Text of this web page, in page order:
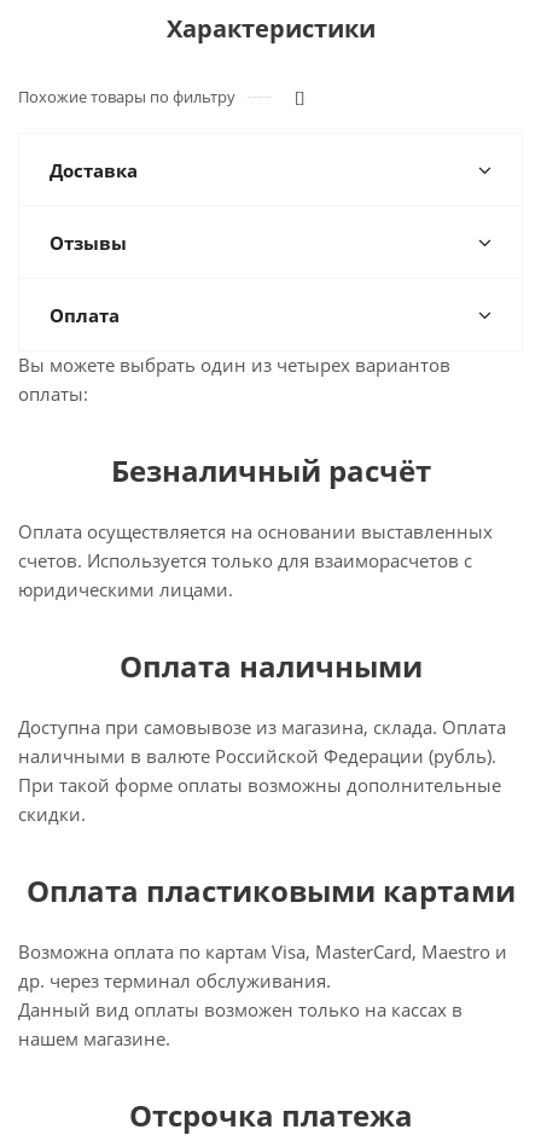
Характеристики
Похожие товары по фильтру []
Доставка
Отзывы
Оплата
Вы можете выбрать один из четырех вариантов
оплаты:
Безналичный расчёт
Оплата осуществляется на основании выставленных
счетов. Используется только для взаиморасчетов с
юридическими лицами.
Оплата наличными
Доступна при самовывозе из магазина, склада. Оплата
наличными в валюте Российской Федерации (рубль).
При такой форме оплаты возможны дополнительные
скидки.
Оплата пластиковыми картами
Возможна оплата по картам Visa, MasterCard, Maestro и
др. через терминал обслуживания.
Данный вид оплаты возможен только на кассах в
нашем магазине.
Отсрочка платежа